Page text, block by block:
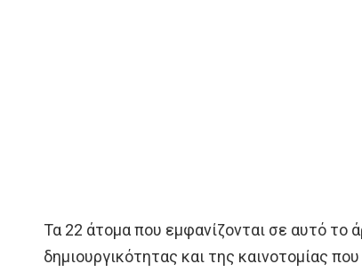
Τα 22 άτομα που εμφανίζονται σε αυτό το
δημιουργικότητας και της καινοτομίας